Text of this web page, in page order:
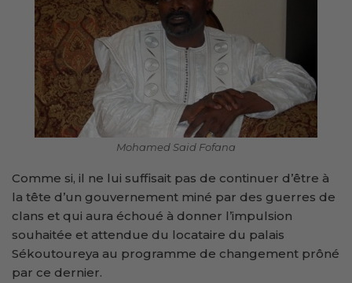
Mohamed Said Fofana
Comme si, il ne lui suffisait pas de continuer d’être à
la tête d’un gouvernement miné par des guerres de
clans et qui aura échoué à donner l’impulsion
souhaitée et attendue du locataire du palais
Sékoutoureya au programme de changement prôné
par ce dernier.